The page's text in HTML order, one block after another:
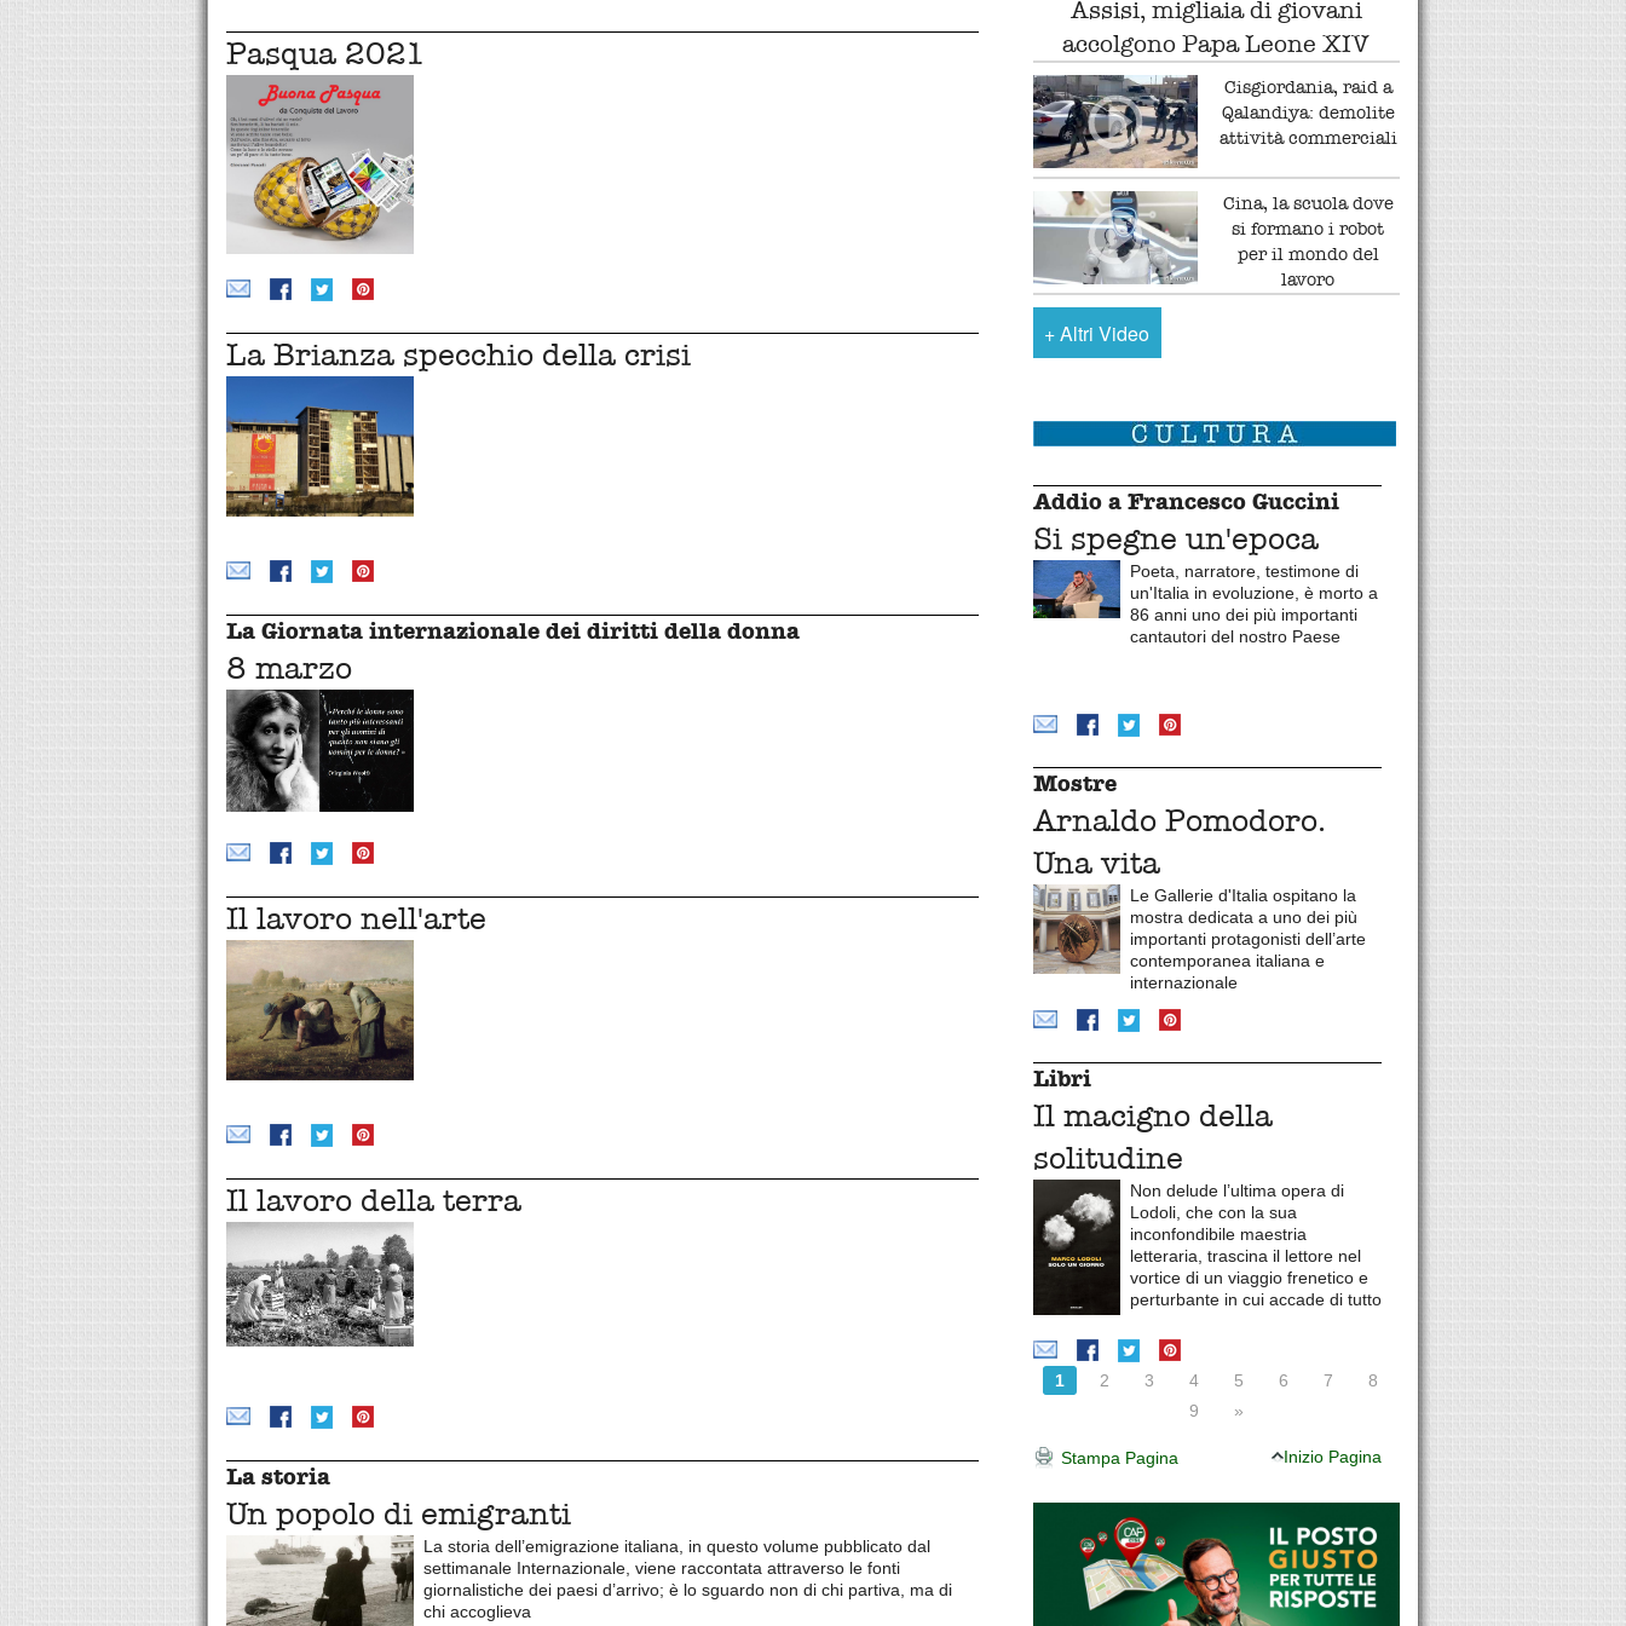
Pasqua 2021
La Brianza specchio della crisi
La Giornata internazionale dei diritti della donna
8 marzo
Il lavoro nell'arte
Il lavoro della terra
La storia
Un popolo di emigranti
La storia dell’emigrazione italiana, in questo volume pubblicato dal
settimanale Internazionale, viene raccontata attraverso le fonti
giornalistiche dei paesi d’arrivo; è lo sguardo non di chi partiva, ma di
chi accoglieva
Assisi, migliaia di giovani
accolgono Papa Leone XIV
Cisgiordania, raid a
Qalandiya: demolite
attività commerciali
Cina, la scuola dove
si formano i robot
per il mondo del
lavoro
+Altri Video
Addio a Francesco Guccini
Si spegne un'epoca
Poeta, narratore, testimone di
un'Italia in evoluzione, è morto a
86 anni uno dei più importanti
cantautori del nostro Paese
Mostre
Arnaldo Pomodoro.
Una vita
Le Gallerie d'Italia ospitano la
mostra dedicata a uno dei più
importanti protagonisti dell’arte
contemporanea italiana e
internazionale
Libri
Il macigno della
solitudine
Non delude l’ultima opera di
Lodoli, che con la sua
inconfondibile maestria
letteraria, trascina il lettore nel
vortice di un viaggio frenetico e
perturbante in cui accade di tutto
1 2 3 4 5 6 7
8
9
»
Stampa Pagina Inizio Pagina